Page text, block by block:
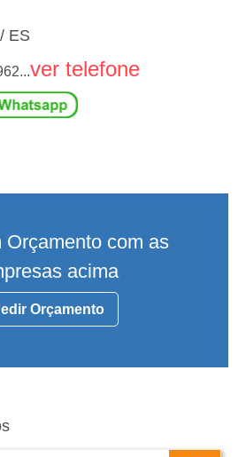
ES
ver telefone
Orçamento com as
acima
Orçamento